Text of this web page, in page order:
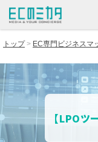
トップ EC専門ビジネスマ
【LPOツ